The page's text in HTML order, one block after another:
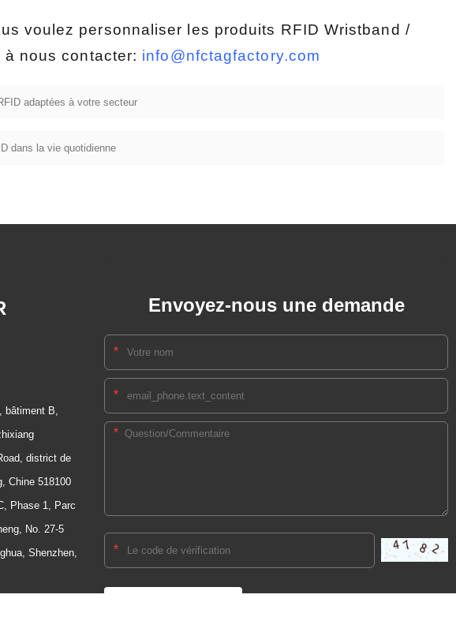
voulez personnaliser les produits RFID Wristband /
nous contacter: info@nfctagfactory.com
adaptées à votre secteur
dans la vie quotidienne
bâtiment B,
district de
Chine 518100
Phase 1, Parc
No. 27-5
Shenzhen,
Envoyez-nous une demande
*
*
*
*